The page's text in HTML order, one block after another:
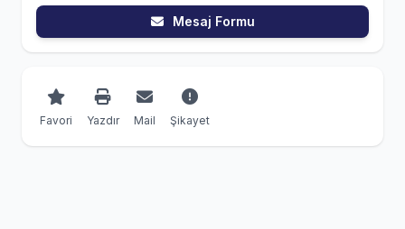
Mesaj Formu
Favori Yazdır Mail Şikayet